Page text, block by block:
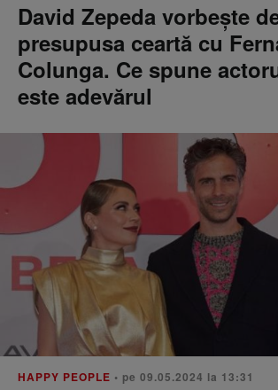
David Zepeda vorbește
presupusa ceartă cu
Colunga. Ce spune
este adevărul
HAPPY PEOPLE • pe 09.05.2024 la 13:31